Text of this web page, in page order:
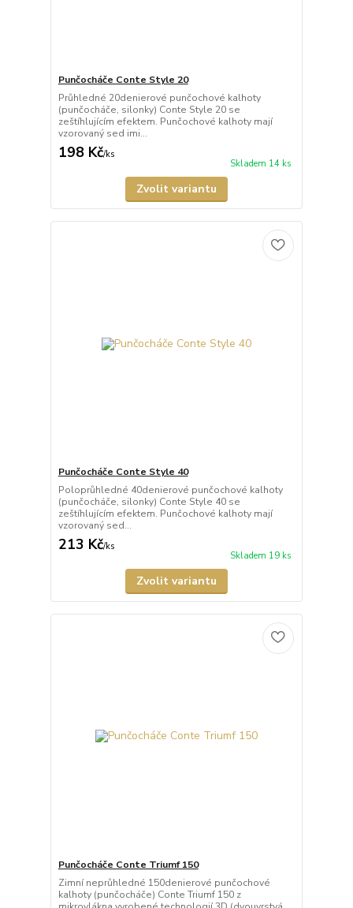
Punčocháče Conte Style 20
Průhledné 20denierové punčochové kalhoty
(punčocháče, silonky) Conte Style 20 se
zeštíhlujícím efektem. Punčochové kalhoty mají
vzorovaný sed imi...
198 Kč/ks
Skladem 14 ks
Zvolit variantu
Punčocháče Conte Style 40
Poloprůhledné 40denierové punčochové kalhoty
(punčocháče, silonky) Conte Style 40 se
zeštíhlujícím efektem. Punčochové kalhoty mají
vzorovaný sed...
213 Kč/ks
Skladem 19 ks
Zvolit variantu
Punčocháče Conte Triumf 150
Zimní neprůhledné 150denierové punčochové
kalhoty (punčocháče) Conte Triumf 150 z